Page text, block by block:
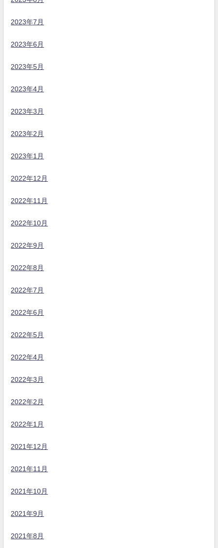
2023年7月
2023年6月
2023年5月
2023年4月
2023年3月
2023年2月
2023年1月
2022年12月
2022年11月
2022年10月
2022年9月
2022年8月
2022年7月
2022年6月
2022年5月
2022年4月
2022年3月
2022年2月
2022年1月
2021年12月
2021年11月
2021年10月
2021年9月
2021年8月